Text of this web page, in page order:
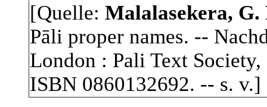
[Quelle: Malalasekera, G.
Pāli proper names. --
London : Pali Text
ISBN 0860132692. -- s. v.]